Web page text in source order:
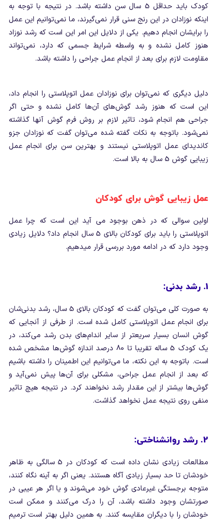
کودک باید حداقل 5 سال سن داشته باشد. در نتیجه با توجه به
اینکه نوزادان در این رنج سنی قرار نمی‌گیرند، ما نمی‌توانیم این عمل
را برایشان انجام دهیم. یکی از دلایل این امر این است که رشد نوزاد
هنوز کامل نشده و به واسطه شرایط جسمی که دارد، نمی‌تواند
مقاومت لازم برای بعد از انجام عمل جراحی را داشته باشد.
دلیل دیگری که نمی‌توان برای نوزادان عمل اتوپلاستی را انجام داد،
این است که هنوز رشد گوش‌های آن‌ها کامل نشده و حتی اگر
جراحی هم انجام شود، تاثیر لازم بر روش فرم گوش آنها گذاشته
نمی‌شود. باتوجه به نکات گفته شده می‌توان گفت که نوزادان جزو
کاندیدای عمل اتوپلاستی نیستند و بهترین سن برای انجام عمل
زیبایی گوش 5 سال به بالا است.
عمل زیبایی گوش برای کودکان
اولین سوالی که در ذهن بوجود می آید این است که چرا عمل
اتوپلاستی را باید برای کودکان بالای 5 سال انجام داد؟ دلایل زیادی
وجود دارد که در ادامه مورد بررسی قرار می­دهیم.
1. رشد بدنی:
به‌ صورت کلی می‌توان گفت که کودکان بالای 5 سال، رشد بدنی‌شان
برای انجام عمل اتوپلاستی کامل شده است. از طرفی از آنجایی که
گوش انسان بسیار سریع‎تر از سایر اندام‌های بدن رشد می‌کند، در
یک کودک 5 ساله تقریبا تا 80 درصد اندازه گوش‌ها مشخص شده
است. باتوجه به این نکته، ما می‌توانیم این اطمینان را داشته باشیم
که بعد از انجام عمل جراحی، مشکلی برای آن‌ها پیش نمی‌آید و
گوش‌ها بیشتر از این مقدار رشد نخواهند کرد. در نتیجه هیچ تاثیر
منفی روی نتیجه عمل نخواهد گذاشت.
2. رشد روانشناختی:
مطالعات زیادی نشان داده است که کودکان در 5 سالگی به ظاهر
خودشان تا حد بسیار زیادی آگاه هستند. یعنی اگر به آینه نگاه کنند،
متوجه برجستگی غیرعادی گوش خود می‌شوند و یا اگر هر عیبی در
صورتشان وجود داشته باشد، آن را درک می‌کنند و ممکن است
خودشان را با دیگران مقایسه کنند. به همین دلیل بهتر است ترمیم